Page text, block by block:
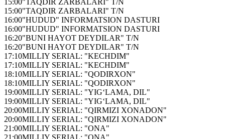
15:00"TAQDIR ZARBALARI" T/N
15:00"TAQDIR ZARBALARI" T/N
16:00"HUDUD" INFORMATSION DASTURI
16:00"HUDUD" INFORMATSION DASTURI
16:20"BUNI HAYOT DEYDILAR" T/N
16:20"BUNI HAYOT DEYDILAR" T/N
17:10MILLIY SERIAL: "KECHDIM"
17:10MILLIY SERIAL: "KECHDIM"
18:10MILLIY SERIAL: "QODIRXON"
18:10MILLIY SERIAL: "QODIRXON"
19:00MILLIY SERIAL: "YIG‘LAMA, DIL"
19:00MILLIY SERIAL: "YIG‘LAMA, DIL"
20:00MILLIY SERIAL: "QIRMIZI XONADON"
20:00MILLIY SERIAL: "QIRMIZI XONADON"
21:00MILLIY SERIAL: "ONA"